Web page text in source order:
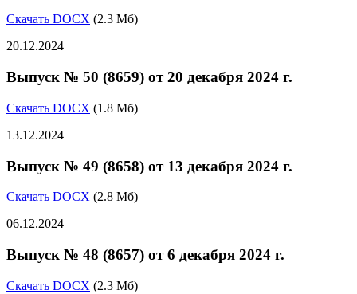
Скачать DOCX (2.3 Мб)
20.12.2024
Выпуск № 50 (8659) от 20 декабря 2024 г.
Скачать DOCX (1.8 Мб)
13.12.2024
Выпуск № 49 (8658) от 13 декабря 2024 г.
Скачать DOCX (2.8 Мб)
06.12.2024
Выпуск № 48 (8657) от 6 декабря 2024 г.
Скачать DOCX (2.3 Мб)